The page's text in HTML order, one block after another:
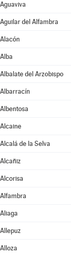
Aguaviva
Aguilar del Alfambra
Alacón
Alba
Albalate del Arzobispo
Albarracín
Albentosa
Alcaine
Alcalá de la Selva
Alcañiz
Alcorisa
Alfambra
Aliaga
Allepuz
Alloza